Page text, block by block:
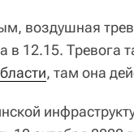
воздушная
в 12.15. Тревога
, там она